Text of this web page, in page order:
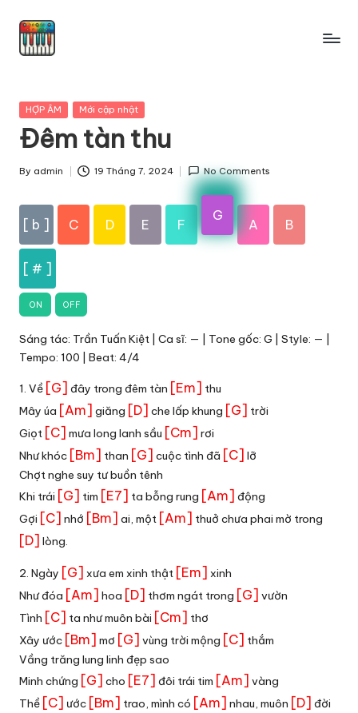
Skip
Posted
HỢP ÂM Mới cập nhật
Đêm tàn thu
Posted
By admin 19 Tháng 7, 2024 No Comments
[ b ] C D E F
G
A B
[ # ]
ON OFF
Sáng tác: Trần Tuấn Kiệt | Ca sĩ: — | Tone gốc: G | Style: — |
Tempo: 100 | Beat: 4/4
1. Về [G] đây trong đêm tàn [Em] thu
Mây úa [Am] giăng [D] che lấp khung [G] trời
Giọt [C] mưa long lanh sầu [Cm] rơi
Như khóc [Bm] than [G] cuộc tình đã [C] lỡ
Chợt nghe suy tư buồn tênh
Khi trái [G] tim [E7] ta bỗng rung [Am] động
Gợi [C] nhớ [Bm] ai, một [Am] thuở chưa phai mờ trong
[D] lòng.
2. Ngày [G] xưa em xinh thật [Em] xinh
Như đóa [Am] hoa [D] thơm ngát trong [G] vườn
Tình [C] ta như muôn bài [Cm] thơ
Xây ước [Bm] mơ [G] vùng trời mộng [C] thắm
Vầng trăng lung linh đẹp sao
Minh chứng [G] cho [E7] đôi trái tim [Am] vàng
Thề [C] ước [Bm] trao, mình có [Am] nhau, muôn [D] đời